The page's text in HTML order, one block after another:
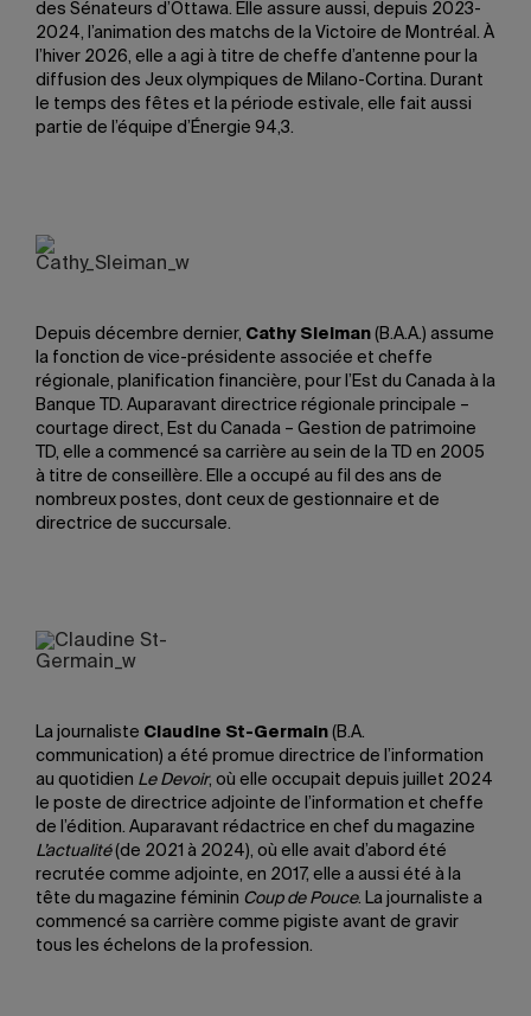
des Sénateurs d’Ottawa. Elle assure aussi, depuis 2023-
2024, l’animation des matchs de la Victoire de Montréal. À
l’hiver 2026, elle a agi à titre de cheffe d’antenne pour la
diffusion des Jeux olympiques de Milano-Cortina. Durant
le temps des fêtes et la période estivale, elle fait aussi
partie de l’équipe d’Énergie 94,3.
Depuis décembre dernier, Cathy Sleiman (B.A.A.) assume
la fonction de vice-présidente associée et cheffe
régionale, planification financière, pour l’Est du Canada à la
Banque TD. Auparavant directrice régionale principale –
courtage direct, Est du Canada – Gestion de patrimoine
TD, elle a commencé sa carrière au sein de la TD en 2005
à titre de conseillère. Elle a occupé au fil des ans de
nombreux postes, dont ceux de gestionnaire et de
directrice de succursale.
La journaliste Claudine St-Germain (B.A.
communication) a été promue directrice de l’information
au quotidien Le Devoir, où elle occupait depuis juillet 2024
le poste de directrice adjointe de l’information et cheffe
de l’édition. Auparavant rédactrice en chef du magazine
L’actualité(de 2021 à 2024), où elle avait d’abord été
recrutée comme adjointe, en 2017, elle a aussi été à la
tête du magazine féminin Coup de Pouce. La journaliste a
commencé sa carrière comme pigiste avant de gravir
tous les échelons de la profession.